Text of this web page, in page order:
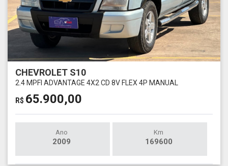
CHEVROLET S10
2.4 MPFI ADVANTAGE 4X2 CD 8V FLEX 4P MANUAL
R$ 65.900,00
Ano
2009
Km
169600